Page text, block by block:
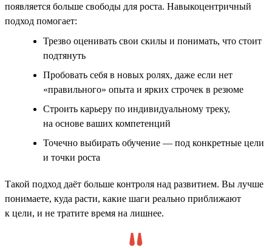
появляется больше свободы для роста. Навыкоцентричный
подход помогает:
Трезво оценивать свои скилы и понимать, что стоит
подтянуть
Пробовать себя в новых ролях, даже если нет
«правильного» опыта и ярких строчек в резюме
Строить карьеру по индивидуальному треку,
на основе ваших компетенций
Точечно выбирать обучение — под конкретные цели
и точки роста
Такой подход даёт больше контроля над развитием. Вы лучше
понимаете, куда расти, какие шаги реально приближают
к цели, и не тратите время на лишнее.